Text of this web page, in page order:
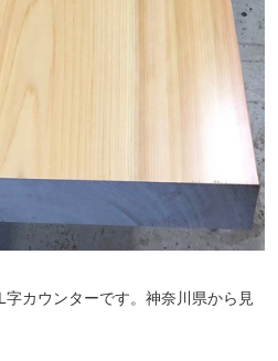
カウンターです。神奈川県から見